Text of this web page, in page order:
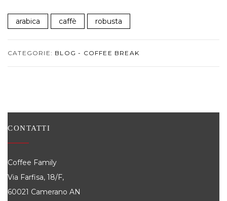
arabica caffè robusta
CATEGORIE: BLOG - COFFEE BREAK
CONTATTI
Coffee Family
Via Farfisa, 18/F,
60021 Camerano AN